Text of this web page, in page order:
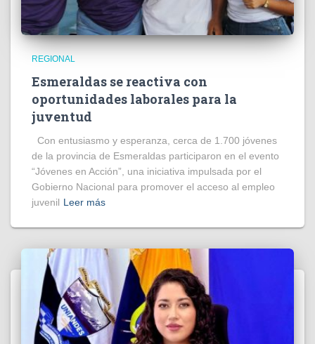
REGIONAL
Esmeraldas se reactiva con
oportunidades laborales para la
juventud
Con entusiasmo y esperanza, cerca de 1.700 jóvenes
de la provincia de Esmeraldas participaron en el evento
“Jóvenes en Acción”, una iniciativa impulsada por el
Gobierno Nacional para promover el acceso al empleo
juvenil Leer más